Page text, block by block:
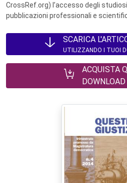
CrossRef.org) l’accesso degli
pubblicazioni professionali e
SCARICA
UTILIZZANDO I TUOI
ACQUISTA